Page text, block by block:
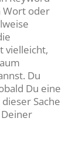
Wort oder
vielleicht,
Du
Du eine
Sache